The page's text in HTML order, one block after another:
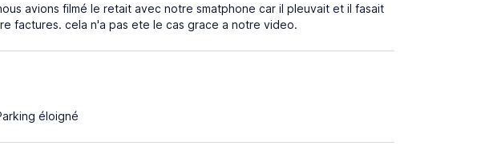
avions filmé le retait avec notre smatphone car il pleuvait et il fasait
factures. cela n'a pas ete le cas grace a notre video.
éloigné